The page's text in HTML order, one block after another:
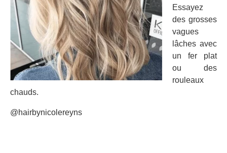
Essayez
des grosses
vagues
lâches avec
un fer plat
ou des
rouleaux
chauds.
@hairbynicolereyns